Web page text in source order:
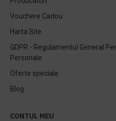
Vouchere Cadou
Harta Site
GDPR - Regulamentul General
Personale
Oferte speciale
Blog
CONTUL MEU